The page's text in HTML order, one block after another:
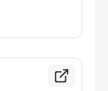
Bekijk